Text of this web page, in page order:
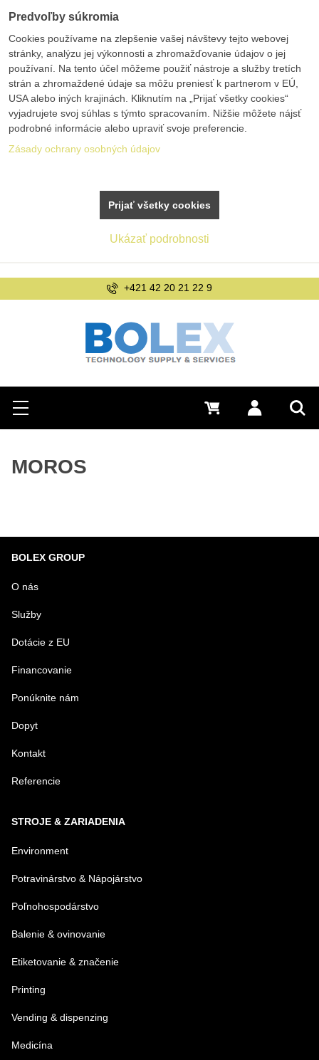
Hľadať
Menu Prihlásiť sa
0 €
+421 42 20 21 22 9
MOROS
BOLEX GROUP
O nás
Služby
Dotácie z EU
Financovanie
Ponúknite nám
Dopyt
Kontakt
Referencie
STROJE & ZARIADENIA
Environment
Potravinárstvo & Nápojárstvo
Poľnohospodárstvo
Balenie & ovinovanie
Etiketovanie & značenie
Printing
Vending & dispenzing
Medicína
Predvoľby súkromia
Cookies používame na zlepšenie vašej návštevy tejto webovej
stránky, analýzu jej výkonnosti a zhromažďovanie údajov o jej
používaní. Na tento účel môžeme použiť nástroje a služby tretích
strán a zhromaždené údaje sa môžu preniesť k partnerom v EÚ,
USA alebo iných krajinách. Kliknutím na „Prijať všetky cookies“
vyjadrujete svoj súhlas s týmto spracovaním. Nižšie môžete nájsť
podrobné informácie alebo upraviť svoje preferencie.
Zásady ochrany osobných údajov
Ukázať podrobnosti
Prijať všetky cookies